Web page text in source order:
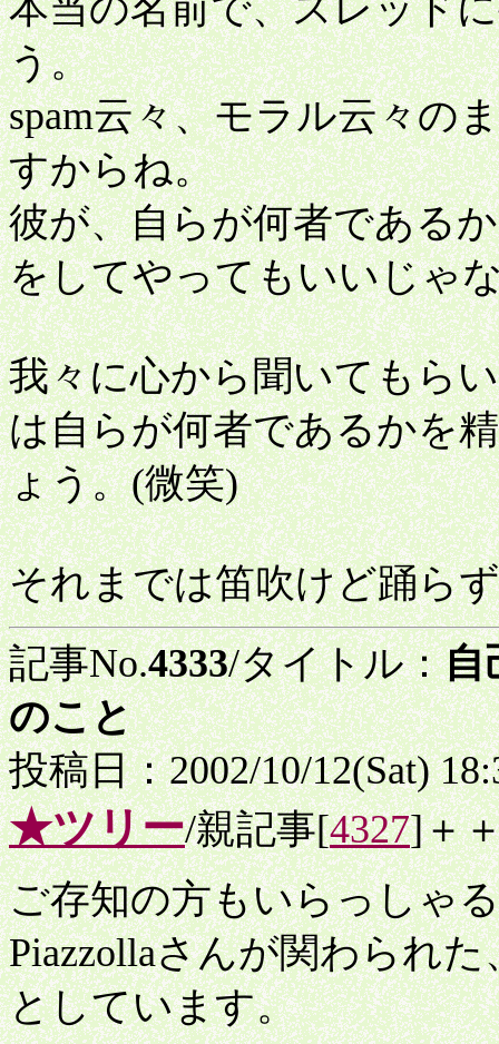
う。
spam云々、モラル云々の
すからね。
彼が、自らが何者である
をしてやってもいいじゃ
我々に心から聞いてもら
は自らが何者であるかを
ょう。(微笑)
それまでは笛吹けど踊ら
記事No.4333/タイトル：自
のこと
投稿日：2002/10/12(Sat)
★ツリー/親記事[4327]＋
ご存知の方もいらっしゃ
Piazzollaさんが関わられ
としています。